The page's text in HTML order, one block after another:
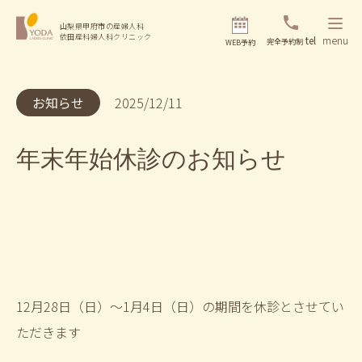
山梨県甲府市の産婦人科
依田産科婦人科クリニック
完全予約制tel
WEB予約 menu
お知らせ 2025/12/11
年末年始休診のお知らせ
12月28日（日）～1月4日（日）の期間を休診とさせてい
ただきます